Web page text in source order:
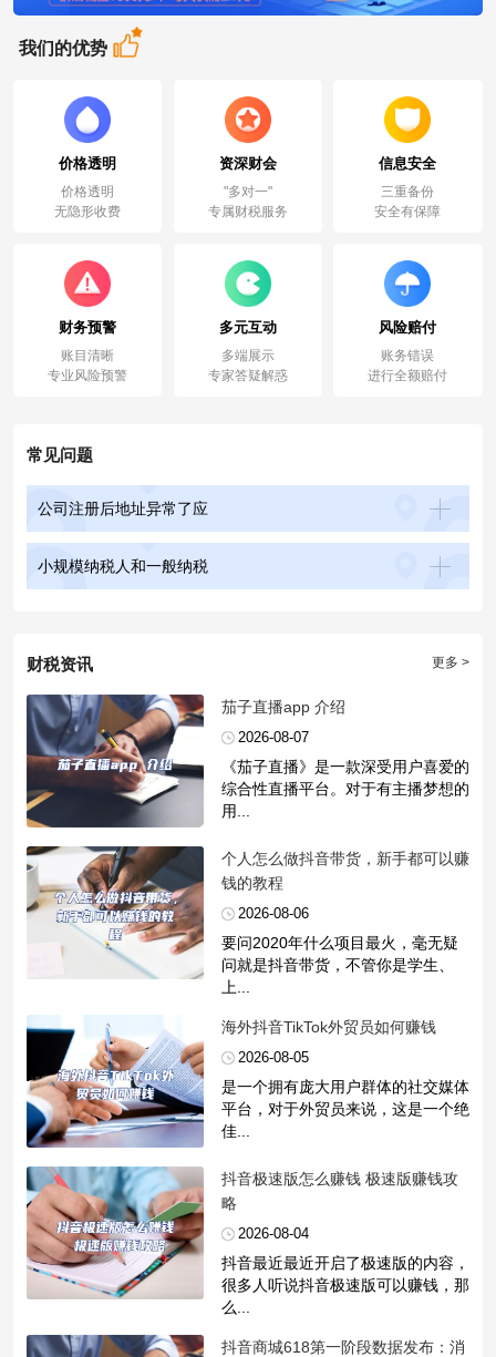
我们的优势
价格透明
价格透明
无隐形收费
资深财会
"多对一"
专属财税服务
信息安全
三重备份
安全有保障
财务预警
账目清晰
专业风险预警
多元互动
多端展示
专家答疑解惑
风险赔付
账务错误
进行全额赔付
常见问题
公司注册后地址异常了应
小规模纳税人和一般纳税
更多 >
财税资讯
​茄子直播app 介绍
2026-08-07
《茄子直播》是一款深受用户喜爱的
综合性直播平台。对于有主播梦想的
用...
​个人怎么做抖音带货，新手都可以赚
钱的教程
2026-08-06
要问2020年什么项目最火，毫无疑
问就是抖音带货，不管你是学生、
上...
​海外抖音TikTok外贸员如何赚钱
2026-08-05
是一个拥有庞大用户群体的社交媒体
平台，对于外贸员来说，这是一个绝
佳...
​抖音极速版怎么赚钱 极速版赚钱攻
略
2026-08-04
抖音最近最近开启了极速版的内容，
很多人听说抖音极速版可以赚钱，那
么...
​抖音商城618第一阶段数据发布：消